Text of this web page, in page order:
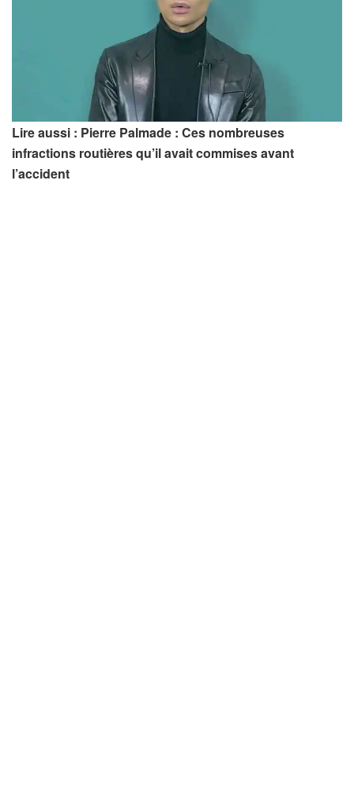
Lire aussi : Pierre Palmade : Ces nombreuses
infractions routières qu’il avait commises avant
l’accident